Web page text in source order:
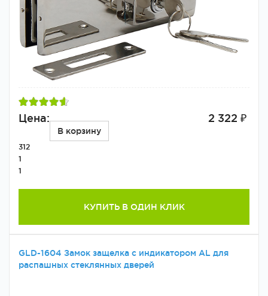
Цена: 2 322 ₽
В корзину
312
1
1
КУПИТЬ В ОДИН КЛИК
GLD-1604 Замок защелка с индикатором AL для
распашных стеклянных дверей